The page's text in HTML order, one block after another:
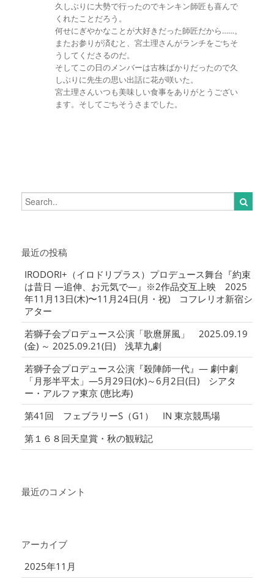
久しぶりに大勢で行ったのでキンキン師匠も喜んで
くれたことだろう。
何せにぎやかなことが大好きだった師匠だから……。
またお参りが済むと、宮土理さんがランチをごちそ
うしてくださるのだ。
そしてこの日のメンバーは古株ばかりだったので久
しぶりに先生の思い出話に花が咲いた。
宮土理さんいつも美味しい食事をありがとうござい
ます。そしてごちそうさまでした。
最近の投稿
IRODORI+（イロドリプラス）プロデュース舞台『約束
は昔日 ―追伸、お元気で―』※2作品交互上映 2025
年11月13日(木)〜11月24日(月・祝) コフレリオ新宿シ
アター
若獅子会プロデュース公演「歌麿屏風」 2025.09.19
(金) ～ 2025.09.21(日) 浅草九劇
若獅子会プロデュース公演『殺陣師一代』― 劇中劇
「月形半平太」―5月29日(水)～6月2日(日) シアタ
ー・アルファ東京 (恵比寿)
第41回 フェブラリーS（G1） IN 東京競馬場
第１６８回天皇賞・秋の観戦記
最近のコメント
アーカイブ
2025年11月